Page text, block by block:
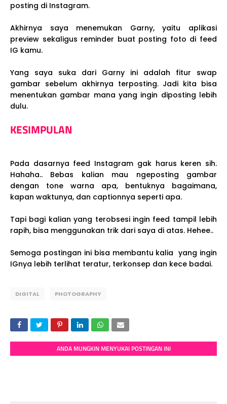
posting di Instagram.
Akhirnya saya menemukan Garny, yaitu aplikasi
preview sekaligus reminder buat posting foto di feed
IG kamu.
Yang saya suka dari Garny ini adalah fitur swap
gambar sebelum akhirnya terposting. Jadi kita bisa
menentukan gambar mana yang ingin diposting lebih
dulu.
KESIMPULAN
Pada dasarnya feed Instagram gak harus keren sih.
Hahaha.. Bebas kalian mau ngeposting gambar
dengan tone warna apa, bentuknya bagaimana,
kapan waktunya, dan captionnya seperti apa.
Tapi bagi kalian yang terobsesi ingin feed tampil lebih
rapih, bisa menggunakan trik dari saya di atas. Hehee..
Semoga postingan ini bisa membantu kalia yang ingin
IGnya lebih terlihat teratur, terkonsep dan kece badai.
DIGITAL PHOTOGRAPHY
ANDA MUNGKIN MENYUKAI POSTINGAN INI